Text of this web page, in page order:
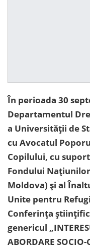
În perioada 30
Departamentul
a Universității de
cu Avocatul
Copilului, cu
Fondului
Moldova) și al
Unite pentru
Conferința
genericul
ABORDARE